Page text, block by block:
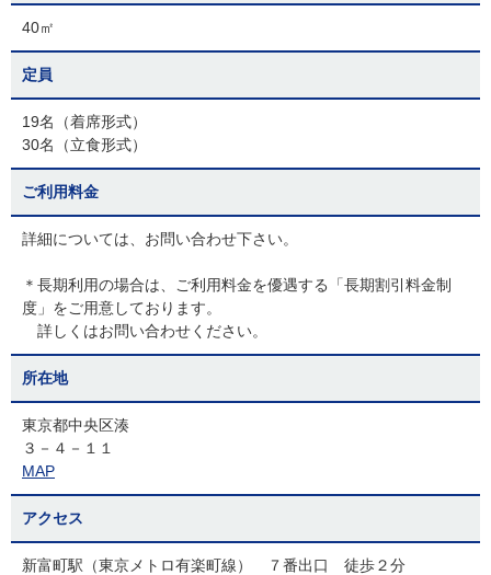
40㎡
定員
19名（着席形式）
30名（立食形式）
ご利用料金
詳細については、お問い合わせ下さい。
＊長期利用の場合は、ご利用料金を優遇する「長期割引料金制
度」をご用意しております。
詳しくはお問い合わせください。
所在地
東京都中央区湊
３－４－１１
MAP
アクセス
新富町駅（東京メトロ有楽町線） ７番出口 徒歩２分